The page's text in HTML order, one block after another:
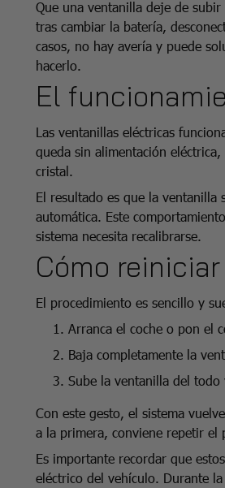
Que una ventanilla deje de
tras cambiar la batería,
casos, no hay avería y puede
hacerlo.
El
Las ventanillas eléctricas
queda sin alimentación
cristal.
El resultado es que la
automática. Este
sistema necesita recalibrarse.
Cómo reiniciar
El procedimiento es sencillo y
Arranca el coche o pon el
Baja completamente la
Sube la ventanilla del
Con este gesto, el sistema
a la primera, conviene repetir el
Es importante recordar que
eléctrico del vehículo. Durante